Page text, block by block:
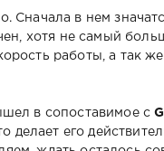
Сначала в нем
хотя не самый
работы, а так
в сопоставимое с
делает его